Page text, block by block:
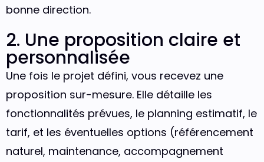
bonne direction.
2. Une proposition claire et
personnalisée
Une fois le projet défini, vous recevez une
proposition sur-mesure. Elle détaille les
fonctionnalités prévues, le planning estimatif, le
tarif, et les éventuelles options (référencement
naturel, maintenance, accompagnement